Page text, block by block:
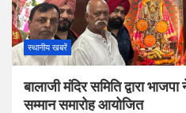
स्थानीय खबरें
बालाजी मंदिर समिति द्वारा
सम्मान समारोह आयोजित